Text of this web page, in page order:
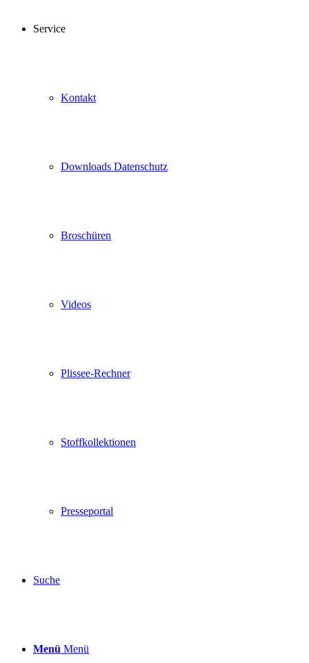
Service
Kontakt
Downloads Datenschutz
Broschüren
Videos
Plissee-Rechner
Stoffkollektionen
Presseportal
Suche
Menü Menü